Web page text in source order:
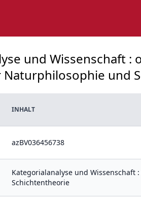
und Wissenschaft
und
INHALT
azBV036456738
Kategorialanalyse und
Schichtentheorie